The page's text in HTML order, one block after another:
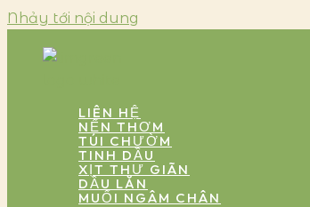
Nhảy tới nội dung
LIÊN HỆ
NẾN THƠM
TÚI CHƯỜM
TINH DẦU
XỊT THƯ GIÃN
DẦU LĂN
MUỐI NGÂM CHÂN